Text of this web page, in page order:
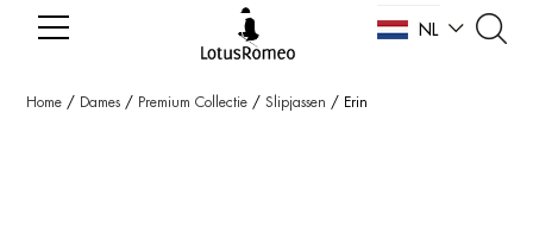
NL
Home / Dames / Premium Collectie /Slipjassen / Erin